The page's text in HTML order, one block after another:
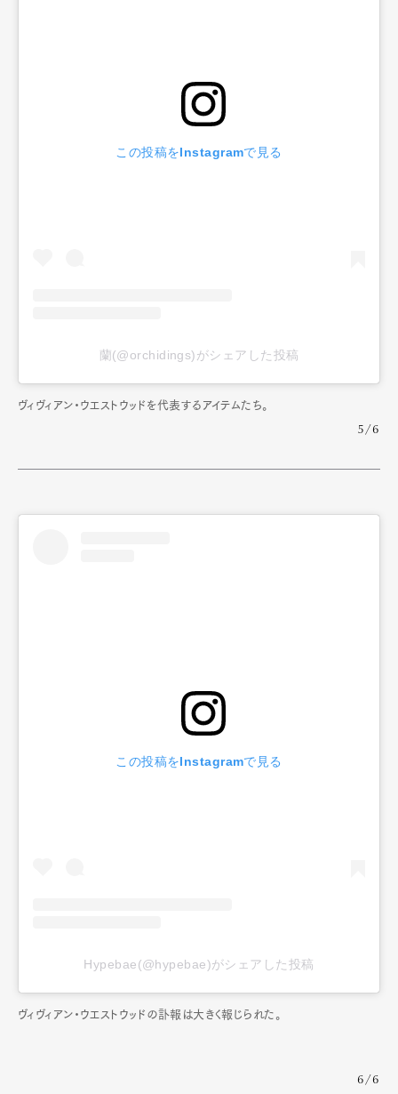
この投稿をInstagramで見る
蘭(@orchidings)がシェアした投稿
ヴィヴィアン・ウエストウッドを代表するアイテムたち。
5/6
この投稿をInstagramで見る
Hypebae(@hypebae)がシェアした投稿
ヴィヴィアン・ウエストウッドの訃報は大きく報じられた。
6/6